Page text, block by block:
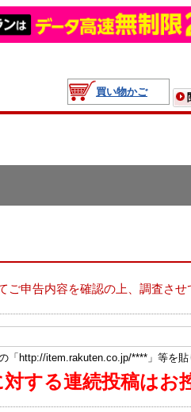
買い物かご
申告内容を確認の上、調査させ
「http://item.rakuten.co.jp/****」等を
する連続投稿はお